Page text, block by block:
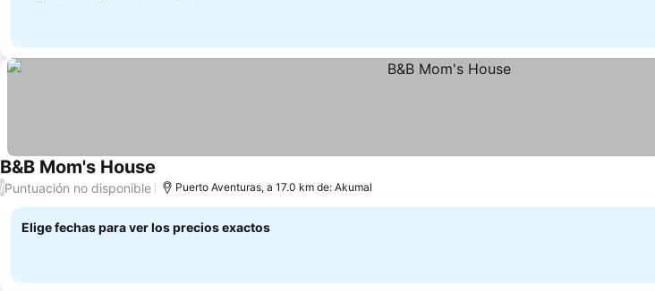
B&B Mom's House Ver precios
/Puntuación no disponible Puerto Aventuras, a 17.0 km de: Akumal
Elige fechas para ver los precios exactos